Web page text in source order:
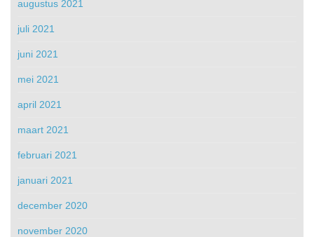
augustus 2021
juli 2021
juni 2021
mei 2021
april 2021
maart 2021
februari 2021
januari 2021
december 2020
november 2020